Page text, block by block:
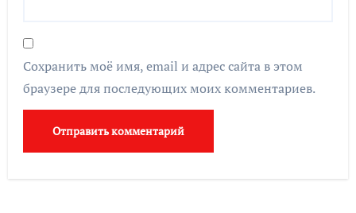
Сохранить моё имя, email и адрес сайта в этом
браузере для последующих моих комментариев.